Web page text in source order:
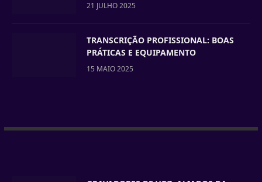
21 JULHO 2025
TRANSCRIÇÃO PROFISSIONAL: BOAS
PRÁTICAS E EQUIPAMENTO
15 MAIO 2025